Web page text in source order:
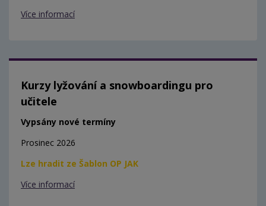
Více informací
Kurzy lyžování a snowboardingu pro
učitele
Vypsány nové termíny
Prosinec 2026
Lze hradit ze Šablon OP JAK
Více informací